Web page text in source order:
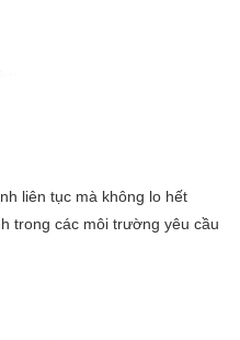
khấu cao. Với công nghệ
giám sát chuyên nghiệp.
liên tục mà không lo hết
trong các môi trường yêu cầu